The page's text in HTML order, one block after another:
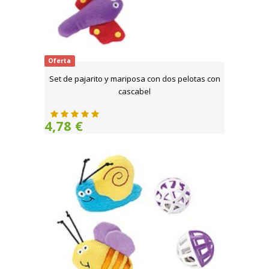
Oferta
Set de pajarito y mariposa con dos pelotas con
cascabel
4,78 €